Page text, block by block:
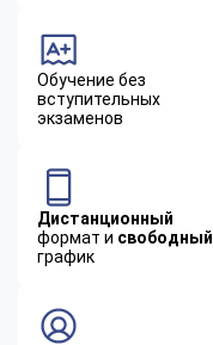
Обучение без
вступительных
экзаменов
Дистанционный
формат и свободный
график